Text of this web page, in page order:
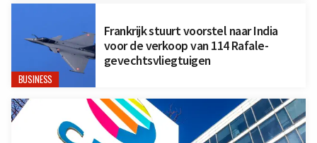
BUSINESS
Frankrijk stuurt voorstel naar India
voor de verkoop van 114 Rafale-
gevechtsvliegtuigen